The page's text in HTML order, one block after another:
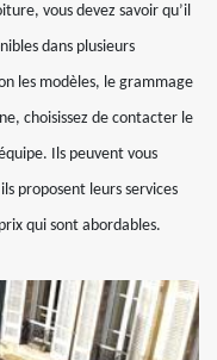
vous devez savoir qu’il
dans plusieurs
les modèles, le grammage
choisissez de contacter le
Ils peuvent vous
proposent leurs services
qui sont abordables.